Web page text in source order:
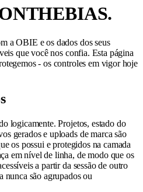
a OBIE e os dados dos seus
que você nos confia. Esta página
- os controles em vigor hoje
logicamente. Projetos, estado do
gerados e uploads de marca são
os possui e protegidos na camada
em nível de linha, de modo que os
a partir da sessão de outro
nunca são agrupados ou